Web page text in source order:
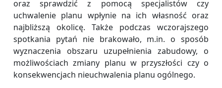
oraz sprawdzić z pomocą specjalistów czy
uchwalenie planu wpłynie na ich własność oraz
najbliższą okolicę. Także podczas wczorajszego
spotkania pytań nie brakowało, m.in. o sposób
wyznaczenia obszaru uzupełnienia zabudowy, o
możliwościach zmiany planu w przyszłości czy o
konsekwencjach nieuchwalenia planu ogólnego.